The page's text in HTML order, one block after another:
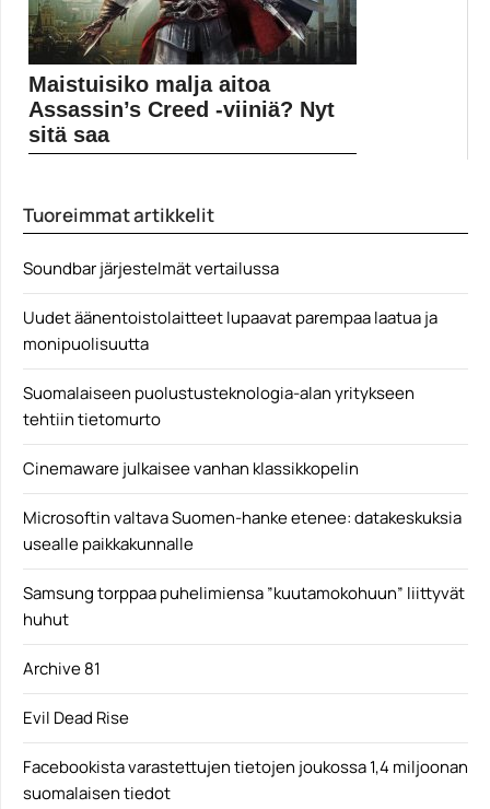
Maistuisiko malja aitoa
Assassin’s Creed -viiniä? Nyt
sitä saa
Pelit
Tuoreimmat artikkelit
Soundbar järjestelmät vertailussa
Uudet äänentoistolaitteet lupaavat parempaa laatua ja
monipuolisuutta
Suomalaiseen puolustusteknologia-alan yritykseen
tehtiin tietomurto
Cinemaware julkaisee vanhan klassikkopelin
Microsoftin valtava Suomen-hanke etenee: datakeskuksia
usealle paikkakunnalle
Samsung torppaa puhelimiensa ”kuutamokohuun” liittyvät
huhut
Archive 81
Evil Dead Rise
Facebookista varastettujen tietojen joukossa 1,4 miljoonan
suomalaisen tiedot